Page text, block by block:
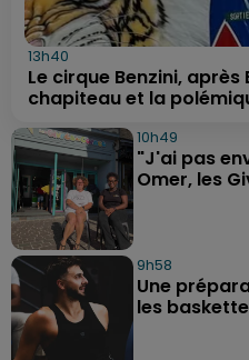
13h40
Le cirque Benzini, après
chapiteau et la
10h49
"J'ai pas
Omer, les
9h58
Une
les